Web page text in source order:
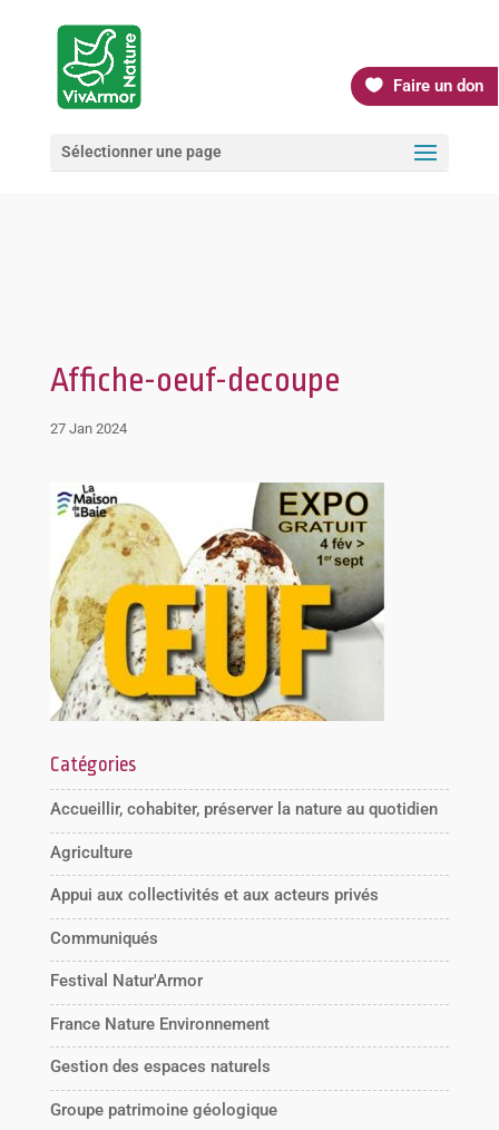
Faire un don
Sélectionner une page
Affiche-oeuf-decoupe
27 Jan 2024
Catégories
Accueillir, cohabiter, préserver la nature au quotidien
Agriculture
Appui aux collectivités et aux acteurs privés
Communiqués
Festival Natur'Armor
France Nature Environnement
Gestion des espaces naturels
Groupe patrimoine géologique